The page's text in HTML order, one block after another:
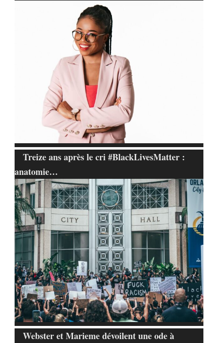
Treize ans après le cri #BlackLivesMatter :
anatomie…
Webster et Marieme dévoilent une ode à